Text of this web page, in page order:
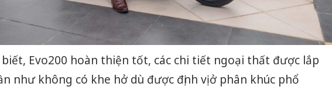
Evo200 hoàn thiện tốt, các chi tiết ngoại thất được lắp
như không có khe hở dù được định vị ở phân khúc phổ